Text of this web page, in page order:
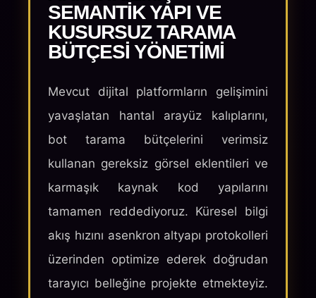
SEMANTIK YAPI VE
KUSURSUZ TARAMA
BÜTÇESI YÖNETIMI
Mevcut dijital platformların gelişimini
yavaşlatan hantal arayüz kalıplarını,
bot tarama bütçelerini verimsiz
kullanan gereksiz görsel eklentileri ve
karmaşık kaynak kod yapılarını
tamamen reddediyoruz. Küresel bilgi
akış hızını asenkron altyapı protokolleri
üzerinden optimize ederek doğrudan
tarayıcı belleğine projekte etmekteyiz.